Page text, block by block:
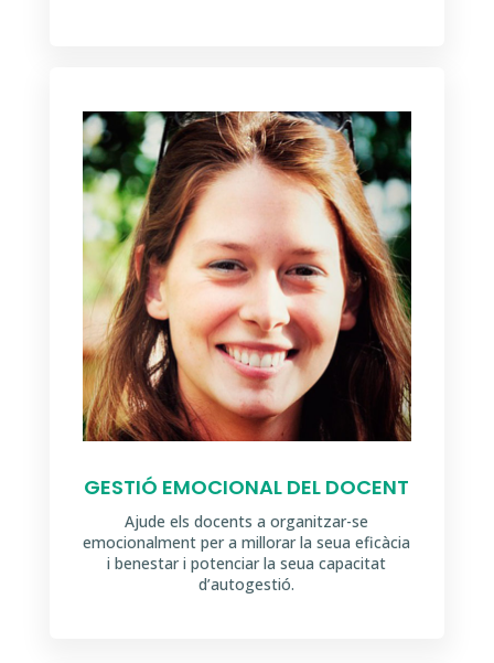
GESTIÓ EMOCIONAL DEL DOCENT
Ajude els docents a organitzar-se
emocionalment per a millorar la seua eficàcia
i benestar i potenciar la seua capacitat
d’autogestió.